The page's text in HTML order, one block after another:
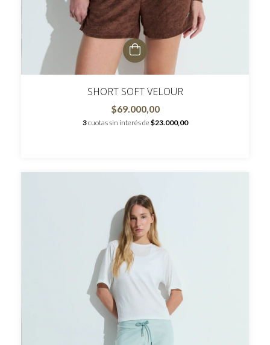
SHORT SOFT VELOUR
$69.000,00
3cuotas sin interés de$23.000,00